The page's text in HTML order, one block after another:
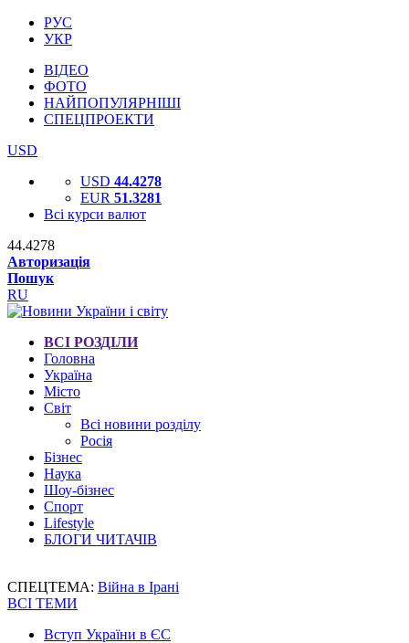
РУС
УКР
ВІДЕО
ФОТО
НАЙПОПУЛЯРНІШІ
СПЕЦПРОЕКТИ
USD
USD 44.4278
EUR 51.3281
Всі курси валют
44.4278
Авторизація
Пошук
RU
ВСІ РОЗДІЛИ
Головна
Україна
Місто
Світ
Всі новини розділу
Росія
Бізнес
Наука
Шоу-бізнес
Спорт
Lifestyle
БЛОГИ ЧИТАЧІВ
СПЕЦТЕМА: Війна в Ірані
ВСІ ТЕМИ
Вступ України в ЄС